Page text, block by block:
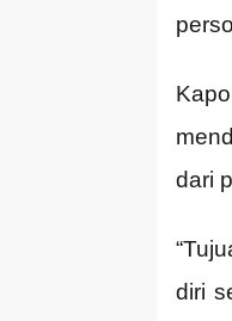
dari
diri